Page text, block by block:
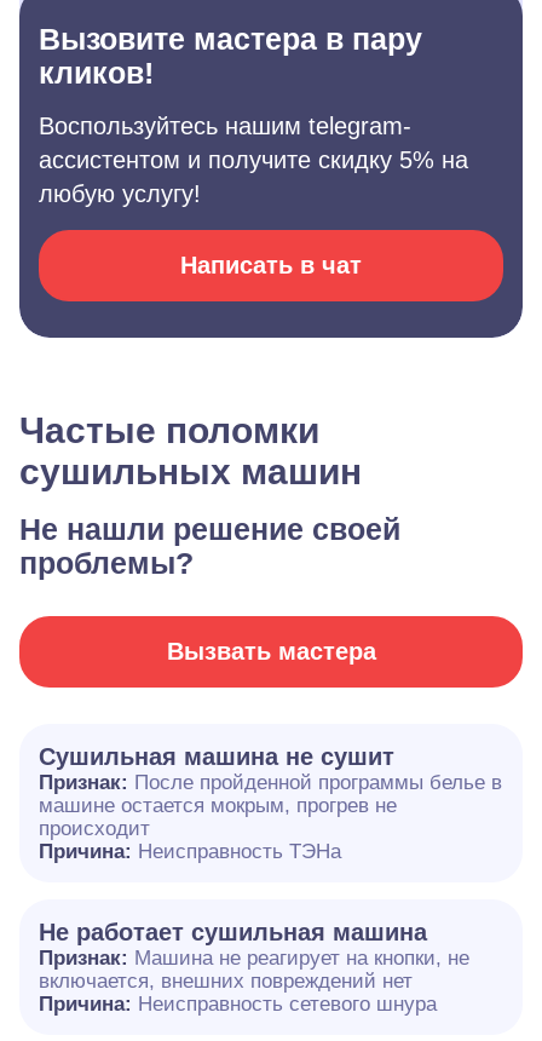
Вызовите мастера в пару
кликов!
Воспользуйтесь нашим telegram-
ассистентом и получите скидку 5% на
любую услугу!
Написать в чат
Частые поломки
сушильных машин
Не нашли решение своей
проблемы?
Вызвать мастера
Сушильная машина не сушит
Признак: После пройденной программы белье в
машине остается мокрым, прогрев не
происходит
Причина: Неисправность ТЭНа
Не работает сушильная машина
Признак: Машина не реагирует на кнопки, не
включается, внешних повреждений нет
Причина: Неисправность сетевого шнура